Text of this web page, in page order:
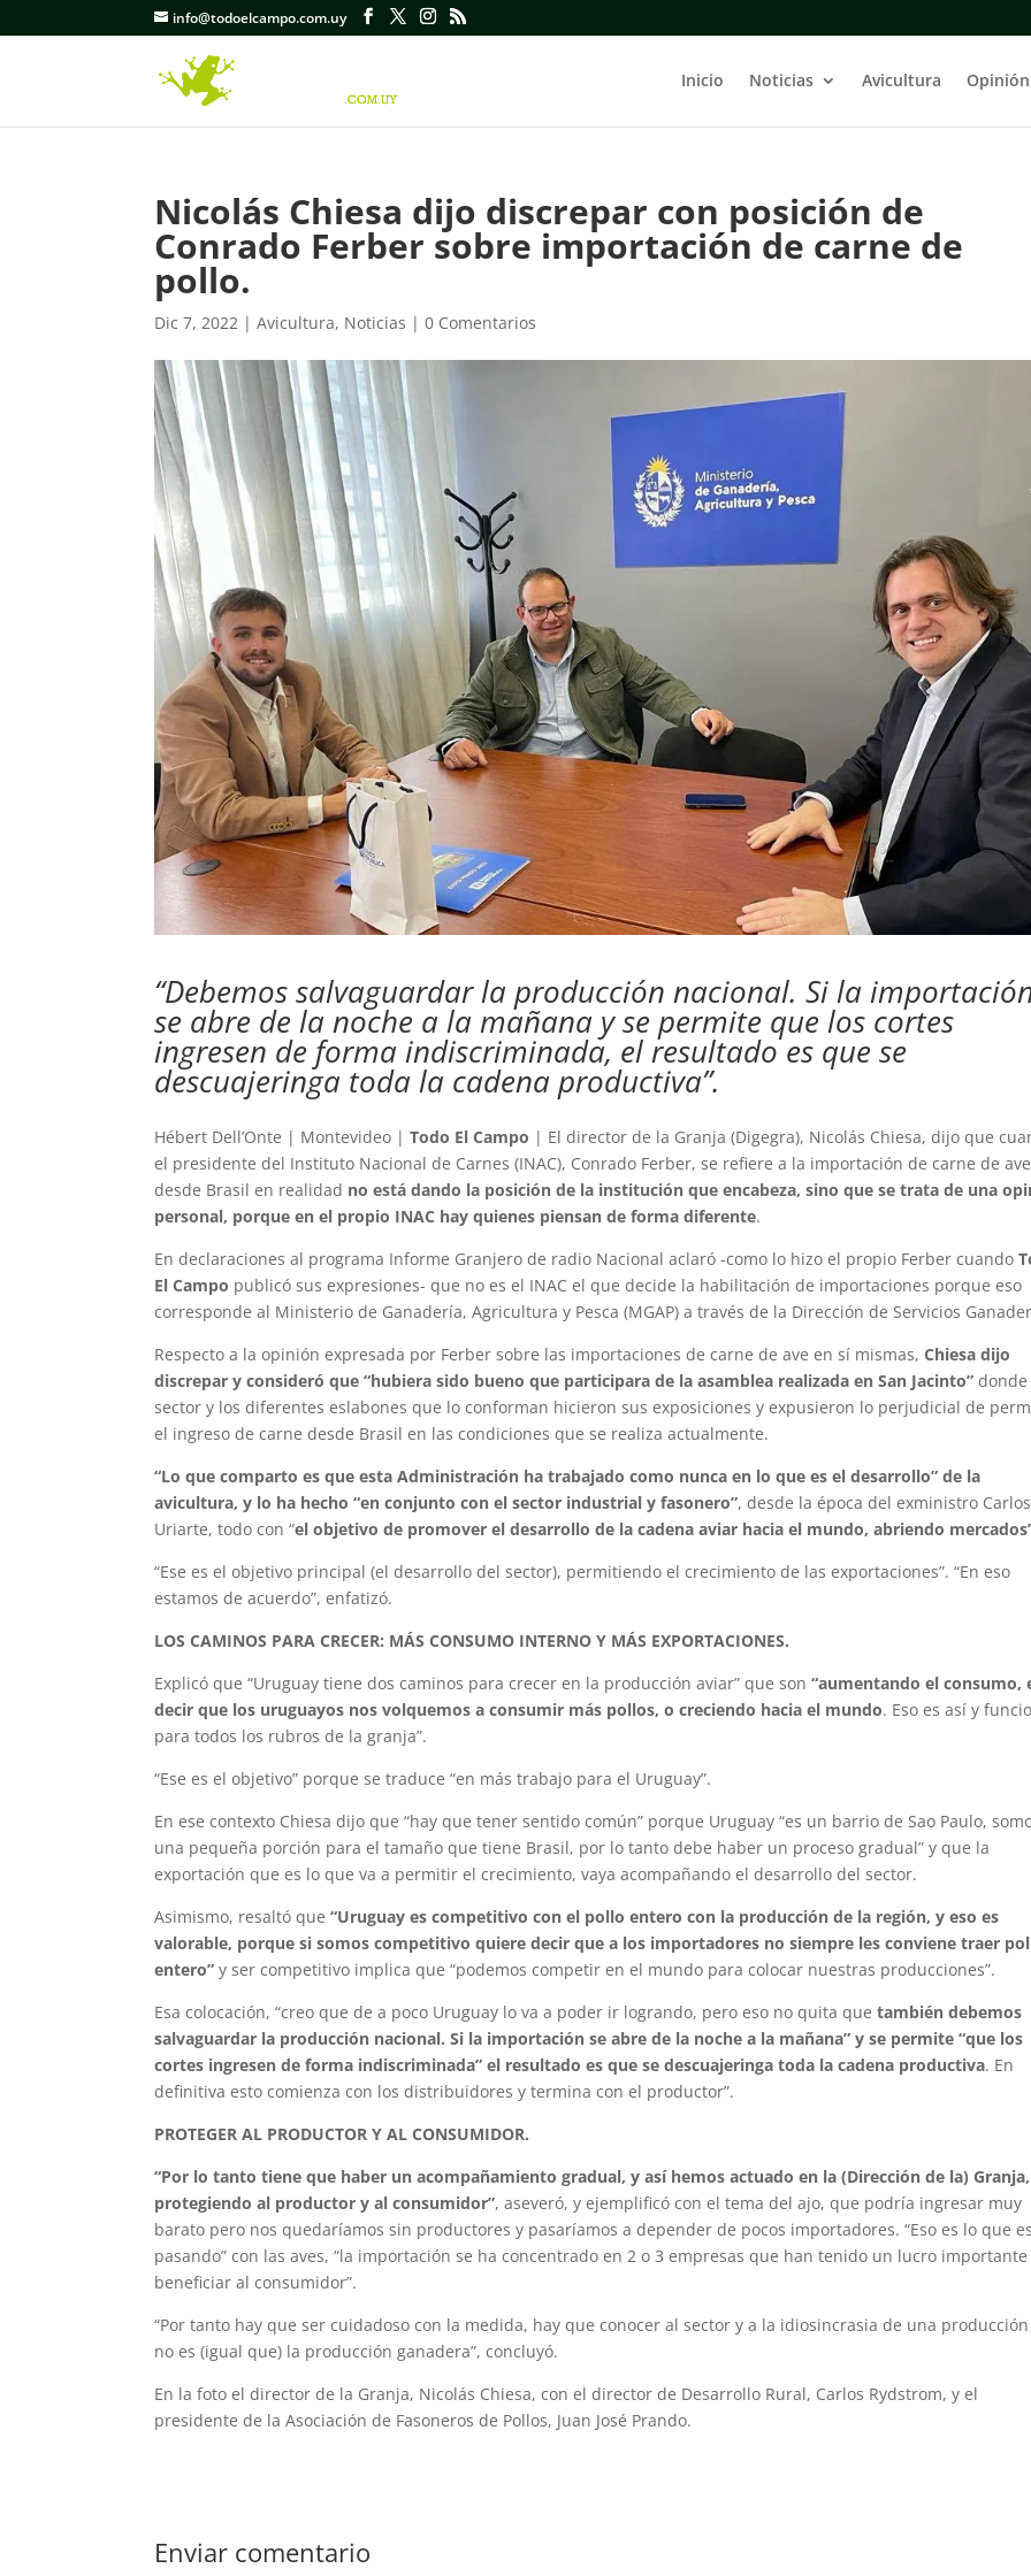
info@todoelcampo.com.uy
Inicio Noticias Avicultura Opinión
Nicolás Chiesa dijo discrepar con posición de
Conrado Ferber sobre importación de carne de
pollo.
Dic 7, 2022 |Avicultura, Noticias |0 Comentarios
“Debemos salvaguardar la producción nacional. Si la
se abre de la noche a la mañana y se permite que los cortes
ingresen de forma indiscriminada, el resultado es que se
descuajeringa toda la cadena productiva”.
Hébert Dell’Onte | Montevideo |Todo El Campo | El director de la Granja (Digegra), Nicolás Chiesa, dijo que
el presidente del Instituto Nacional de Carnes (INAC), Conrado Ferber, se refiere a la importación de carne de ave
desde Brasil en realidad no está dando la posición de la institución que encabeza, sino que se trata de una
personal, porque en el propio INAC hay quienes piensan de forma diferente.
En declaraciones al programa Informe Granjero de radio Nacional aclaró -como lo hizo el propio Ferber cuando
El Campo publicó sus expresiones- que no es el INAC el que decide la habilitación de importaciones porque eso
corresponde al Ministerio de Ganadería, Agricultura y Pesca (MGAP) a través de la Dirección de Servicios
Respecto a la opinión expresada por Ferber sobre las importaciones de carne de ave en sí mismas,Chiesa dijo
discrepar y consideró que “hubiera sido bueno que participara de la asamblea realizada en San Jacinto”
sector y los diferentes eslabones que lo conforman hicieron sus exposiciones y expusieron lo perjudicial de
el ingreso de carne desde Brasil en las condiciones que se realiza actualmente.
“Lo que comparto es que esta Administración ha trabajado como nunca en lo que es el desarrollo” de la
avicultura, y lo ha hecho “en conjunto con el sector industrial y fasonero”, desde la época del exministro Carlos
Uriarte, todo con “el objetivo de promover el desarrollo de la cadena aviar hacia el mundo, abriendo
“Ese es el objetivo principal (el desarrollo del sector), permitiendo el crecimiento de las exportaciones”. “En eso
estamos de acuerdo”, enfatizó.
LOS CAMINOS PARA CRECER: MÁS CONSUMO INTERNO Y MÁS EXPORTACIONES.
Explicó que “Uruguay tiene dos caminos para crecer en la producción aviar” que son“aumentando el consumo,
decir que los uruguayos nos volquemos a consumir más pollos, o creciendo hacia el mundo. Eso es así y
para todos los rubros de la granja”.
“Ese es el objetivo” porque se traduce “en más trabajo para el Uruguay”.
En ese contexto Chiesa dijo que “hay que tener sentido común” porque Uruguay “es un barrio de Sao Paulo,
una pequeña porción para el tamaño que tiene Brasil, por lo tanto debe haber un proceso gradual” y que la
exportación que es lo que va a permitir el crecimiento, vaya acompañando el desarrollo del sector.
Asimismo, resaltó que“Uruguay es competitivo con el pollo entero con la producción de la región, y eso es
valorable, porque si somos competitivo quiere decir que a los importadores no siempre les conviene traer
entero” y ser competitivo implica que “podemos competir en el mundo para colocar nuestras producciones”.
Esa colocación, “creo que de a poco Uruguay lo va a poder ir logrando, pero eso no quita quetambién debemos
salvaguardar la producción nacional. Si la importación se abre de la noche a la mañana” y se permite “que los
cortes ingresen de forma indiscriminada” el resultado es que se descuajeringa toda la cadena productiva. En
definitiva esto comienza con los distribuidores y termina con el productor”.
PROTEGER AL PRODUCTOR Y AL CONSUMIDOR.
“Por lo tanto tiene que haber un acompañamiento gradual, y así hemos actuado en la (Dirección de la) Granja,
protegiendo al productor y al consumidor”, aseveró, y ejemplificó con el tema del ajo, que podría ingresar muy
barato pero nos quedaríamos sin productores y pasaríamos a depender de pocos importadores. “Eso es lo que
pasando” con las aves, “la importación se ha concentrado en 2 o 3 empresas que han tenido un lucro
beneficiar al consumidor”.
“Por tanto hay que ser cuidadoso con la medida, hay que conocer al sector y a la idiosincrasia de una
no es (igual que) la producción ganadera”, concluyó.
En la foto el director de la Granja, Nicolás Chiesa, con el director de Desarrollo Rural, Carlos Rydstrom, y el
presidente de la Asociación de Fasoneros de Pollos, Juan José Prando.
Enviar comentario